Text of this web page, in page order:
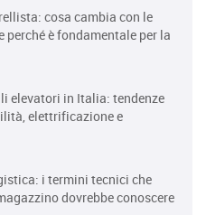
cosa cambia con le
perché è fondamentale per la
elevatori in Italia: tendenze
elettrificazione e
i termini tecnici che
dovrebbe conoscere